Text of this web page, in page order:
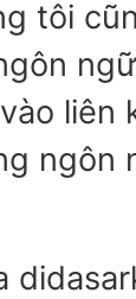
tôi
liên
ngôn